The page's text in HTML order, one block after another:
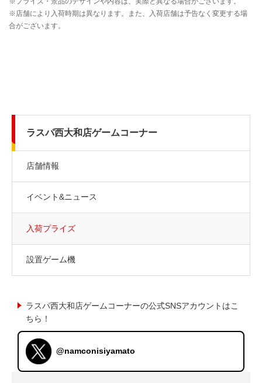
ラスパ西大和店ゲームコーナー
店舗情報
イベント&ニュース
入荷プライズ
設置ゲーム機
ラスパ西大和店ゲームコーナーの公式SNSアカウントはこ
ちら！
@namconisiyamato